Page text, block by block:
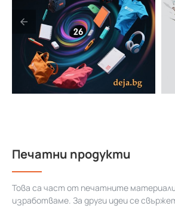
Печатни продукти
Това са част от печатните
изработваме. За други идеи се